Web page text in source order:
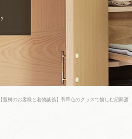
【豊橋のお客様と着物談義】翡翠色のグラスで愉しむ紹興酒